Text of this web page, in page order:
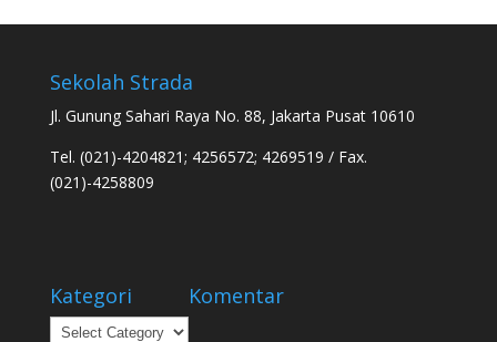
Sekolah Strada
Jl. Gunung Sahari Raya No. 88, Jakarta Pusat 10610
Tel. (021)-4204821; 4256572; 4269519 / Fax.
(021)-4258809
Kategori
Kategori
Komentar